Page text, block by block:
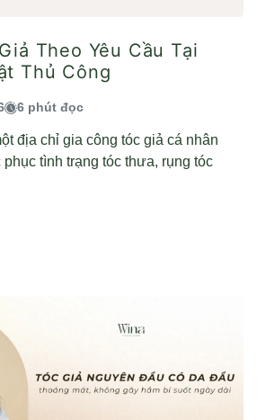
Theo Yêu Cầu Tại
Thủ Công
6 phút đọc
địa chỉ gia công tóc giả cá nhân
tình trạng tóc thưa, rụng tóc